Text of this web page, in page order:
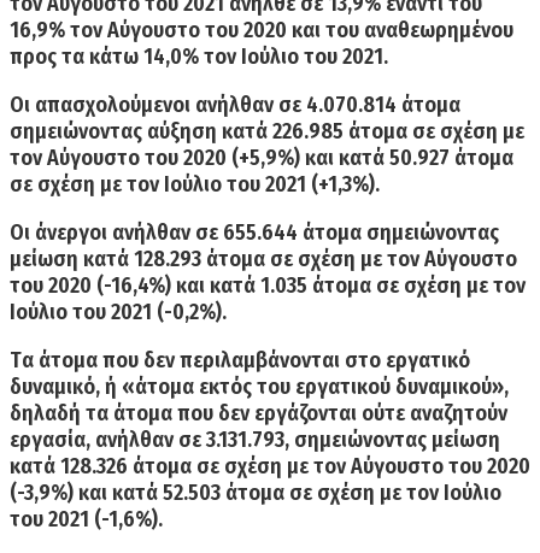
16,9% τον Αύγουστο του 2020 και του αναθεωρημένου
προς τα κάτω 14,0% τον Ιούλιο του 2021.
Οι απασχολούμενοι ανήλθαν σε 4.070.814 άτομα
σημειώνοντας αύξηση κατά 226.985 άτομα σε σχέση με
τον Αύγουστο του 2020 (+5,9%) και κατά 50.927 άτομα
σε σχέση με τον Ιούλιο του 2021 (+1,3%).
Οι άνεργοι ανήλθαν σε 655.644 άτομα σημειώνοντας
μείωση κατά 128.293 άτομα σε σχέση με τον Αύγουστο
του 2020 (-16,4%) και κατά 1.035 άτομα σε σχέση με τον
Ιούλιο του 2021 (-0,2%).
Τα άτομα που δεν περιλαμβάνονται στο εργατικό
δυναμικό, ή «άτομα εκτός του εργατικού δυναμικού»,
δηλαδή τα άτομα που δεν εργάζονται ούτε αναζητούν
εργασία, ανήλθαν σε 3.131.793, σημειώνοντας μείωση
κατά 128.326 άτομα σε σχέση με τον Αύγουστο του 2020
(-3,9%) και κατά 52.503 άτομα σε σχέση με τον Ιούλιο
του 2021 (-1,6%).